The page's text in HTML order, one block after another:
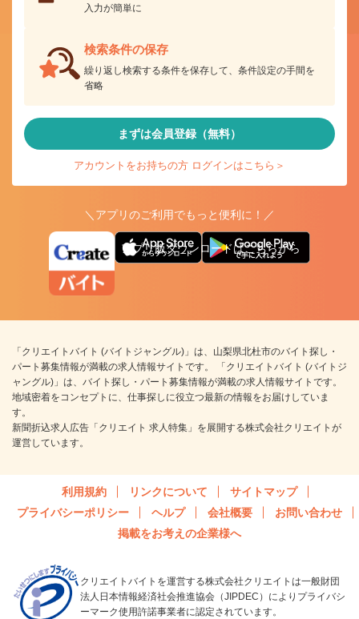
入力が簡単に
検索条件の保存
繰り返し検索する条件を保存して、条件設定の手間を
省略
まずは会員登録（無料）
アカウントをお持ちの方 ログインはこちら＞
＼アプリのご利用でもっと便利に！／
アプリ版ダウンロードはこちらから
「クリエイトバイト (バイトジャングル)」は、山梨県北杜市のバイト探し・
パート募集情報が満載の求人情報サイトです。 「クリエイトバイト (バイトジ
ャングル)」は、バイト探し・パート募集情報が満載の求人情報サイトです。
地域密着をコンセプトに、仕事探しに役立つ最新の情報をお届けしていま
す。
新聞折込求人広告「クリエイト 求人特集」を展開する株式会社クリエイトが
運営しています。
利用規約 リンクについて
サイトマップ
プライバシーポリシー
ヘルプ 会社概要
お問い合わせ
掲載をお考えの企業様へ
クリエイトバイトを運営する株式会社クリエイトは一般財団
法人日本情報経済社会推進協会（JIPDEC）によりプライバシ
ーマーク使用許諾事業者に認定されています。